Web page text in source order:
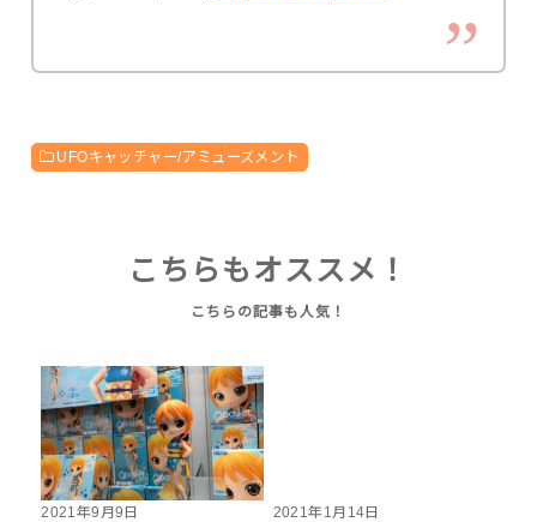
UFOキャッチャー/アミューズメント
こちらもオススメ！
2021年9月9日
2021年1月14日